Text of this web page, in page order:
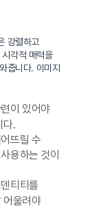
강렬하고
각적 매력을
줍니다. 이미지
이 있어야
다.
뜨릴 수
용하는 것이
티티를
어울려야